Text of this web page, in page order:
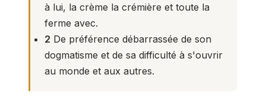
à lui, la crème la crémière et toute la
ferme avec.
2 De préférence débarrassée de son
dogmatisme et de sa difficulté à s'ouvrir
au monde et aux autres.